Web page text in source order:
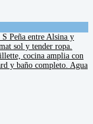
Peña entre Alsina y
sol y tender ropa.
cocina amplia con
y baño completo. Agua